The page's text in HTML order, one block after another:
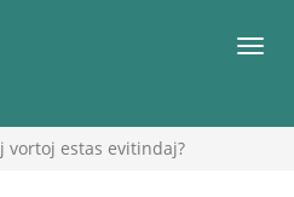
เมนู
vortoj estas evitindaj?